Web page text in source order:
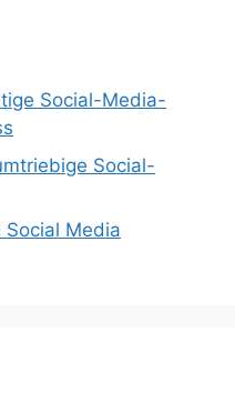
Social-Media-
Social-
Social Media